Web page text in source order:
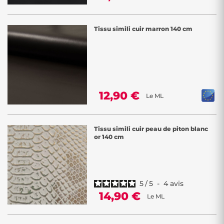
Tissu simili cuir marron 140 cm
12,90 € Le ML
Tissu simili cuir peau de piton blanc
or 140 cm
5/5 - 4 avis
14,90 € Le ML